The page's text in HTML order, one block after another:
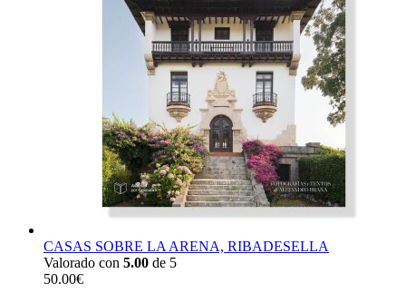
CASAS SOBRE LA ARENA, RIBADESELLA
Valorado con 5.00 de 5
50.00€